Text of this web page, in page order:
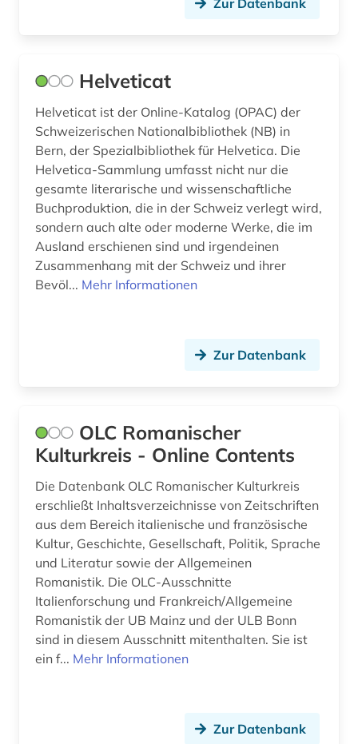
schweiz (4)
schweizerische nationalbibliothek (1)
slavistik (1)
sozialwissenschaften (1)
spanisch (3)
sprachpraxis (9)
sprachschwierigkeit (1)
textkorpus (2)
textsammlung (1)
theaterwissenschaft (1)
translationswissenschaft (2)
troubadourlyrik (1)
tschechisch (1)
unterricht (1)
Helveticat
Helveticat ist der Online-Katalog (OPAC) der
Schweizerischen Nationalbibliothek (NB) in
Bern, der Spezialbibliothek für Helvetica. Die
Helvetica-Sammlung umfasst nicht nur die
gesamte literarische und wissenschaftliche
Buchproduktion, die in der Schweiz verlegt wird,
sondern auch alte oder moderne Werke, die im
Ausland erschienen sind und irgendeinen
Zusammenhang mit der Schweiz und ihrer
Bevöl... Mehr Informationen
Zur Datenbank
OLC Romanischer
Kulturkreis - Online Contents
Die Datenbank OLC Romanischer Kulturkreis
erschließt Inhaltsverzeichnisse von Zeitschriften
aus dem Bereich italienische und französische
Kultur, Geschichte, Gesellschaft, Politik, Sprache
und Literatur sowie der Allgemeinen
Romanistik. Die OLC-Ausschnitte
Italienforschung und Frankreich/Allgemeine
Romanistik der UB Mainz und der ULB Bonn
sind in diesem Ausschnitt mitenthalten. Sie ist
ein f... Mehr Informationen
Zur Datenbank